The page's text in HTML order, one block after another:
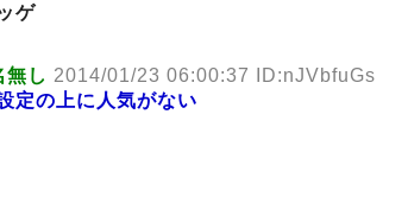
ゲ
無し 2014/01/23 06:00:37 ID:nJVbfuGs
定の上に人気がない